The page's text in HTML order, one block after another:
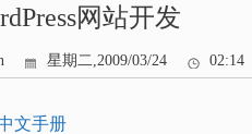
网站开发
星期二,2009/03/24 02:14
文手册